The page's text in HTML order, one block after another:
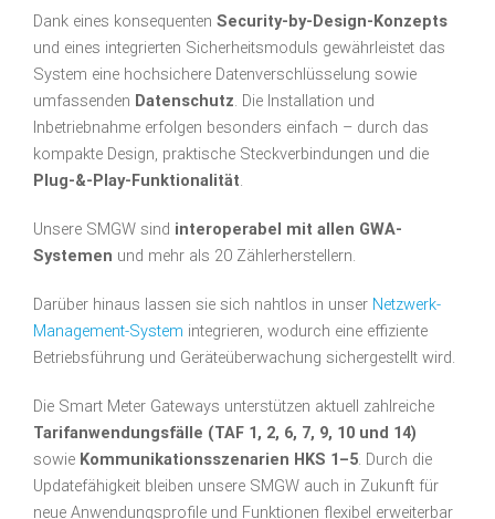
Dank eines konsequenten Security-by-Design-Konzepts
und eines integrierten Sicherheitsmoduls gewährleistet das
System eine hochsichere Datenverschlüsselung sowie
umfassenden Datenschutz. Die Installation und
Inbetriebnahme erfolgen besonders einfach – durch das
kompakte Design, praktische Steckverbindungen und die
Plug-&-Play-Funktionalität.
Unsere SMGW sind interoperabel mit allen GWA-
Systemen und mehr als 20 Zählerherstellern.
Darüber hinaus lassen sie sich nahtlos in unser Netzwerk-
Management-System integrieren, wodurch eine effiziente
Betriebsführung und Geräteüberwachung sichergestellt wird.
Die Smart Meter Gateways unterstützen aktuell zahlreiche
Tarifanwendungsfälle (TAF 1, 2, 6, 7, 9, 10 und 14)
sowie Kommunikationsszenarien HKS 1–5. Durch die
Updatefähigkeit bleiben unsere SMGW auch in Zukunft für
neue Anwendungsprofile und Funktionen flexibel erweiterbar